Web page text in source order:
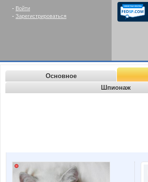
- Войти
- Зарегистрироваться
Основное
Шпионаж